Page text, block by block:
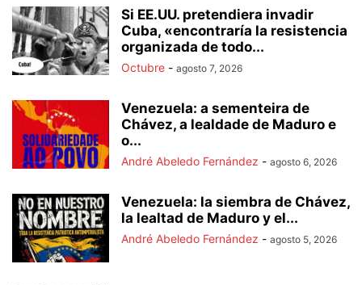
Si EE.UU. pretendiera invadir
Cuba, «encontraría la resistencia
organizada de todo...
Octubre - agosto 7, 2026
Venezuela: a sementeira de
Chávez, a lealdade de Maduro e
o...
André Abeledo Fernández - agosto 6, 2026
Venezuela: la siembra de Chávez,
la lealtad de Maduro y el...
André Abeledo Fernández - agosto 5, 2026